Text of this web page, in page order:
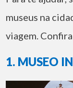
museus na
viagem.
1. MUSEO